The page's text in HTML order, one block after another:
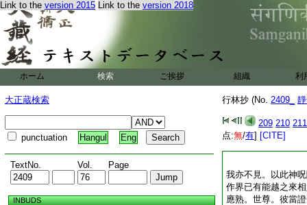
Link to the version 2015 Link to the version 2018
ホーム 検索 ご挨拶 組織 利
大正蔵検索
punctuation Hangul Eng
TextNo. Vol. Page
INBUDS
行林抄 (No. 2409_
209 210 211
点:無/有] [CITE]
我亦不見。以此神
作界已有能越之來
應熟。世尊。彼當